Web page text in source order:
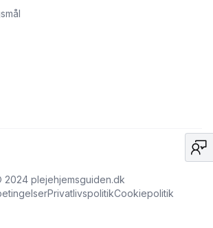
2024 plejehjemsguiden.dk
PrivatlivspolitikCookiepolitik